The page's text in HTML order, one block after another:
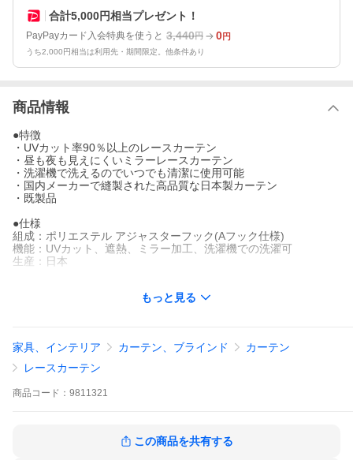
合計5,000円相当プレゼント！
PayPayカード入会特典を使うと 3,440円 0円
うち2,000円相当は利用先・期間限定。他条件あり
商品情報
●特徴
・UVカット率90％以上のレースカーテン
・昼も夜も見えにくいミラーレースカーテン
・洗濯機で洗えるのでいつでも清潔に使用可能
・国内メーカーで縫製された高品質な日本製カーテン
・既製品
●仕様
組成：ポリエステル アジャスターフック(Aフック仕様)
機能：UVカット、遮熱、ミラー加工、洗濯機での洗濯可
生産：日本
【幅100cm・2枚組】100×98cm/118cm/133cm/148cm/176cm/18
150×133cm/176cm/198cm/208cm
●柄
ウェイブ（UVカット率91.2％）
ストライプ（UVカット率90.9％）
※150cm幅は生地に継ぎ目が入ります。
もっと見る
家具、インテリア カーテン、ブラインド
カーテン
レースカーテン
商品 コード： 9811321
この商品を共有する